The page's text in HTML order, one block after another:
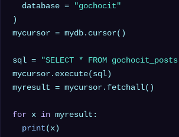
  database =
"gochocit"
)
mycursor = mydb.cursor()
sql =
"SELECT * FROM
mycursor.execute(sql)
myresult = mycursor.fetchall()
for x in myresult:
print